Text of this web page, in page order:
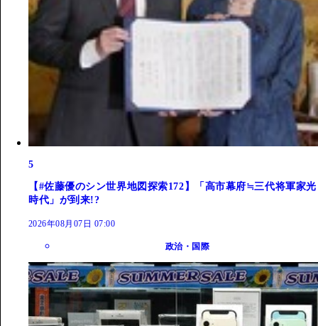
5
【#佐藤優のシン世界地図探索172】「高市幕府≒三代将軍家光
時代」が到来!?
2026年08月07日 07:00
政治・国際